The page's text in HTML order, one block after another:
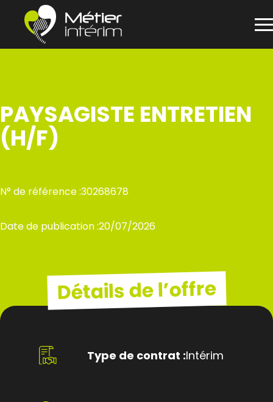
PAYSAGISTE ENTRETIEN
(H/F)
N° de référence :30268678
Date de publication :20/07/2026
Détails de l’offre
Type de contrat :Intérim
Panneau de gestion des cookies